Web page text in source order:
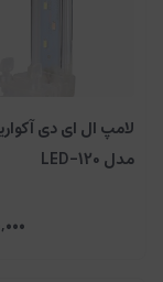
لامپ ال ای دی
مدل LED-120